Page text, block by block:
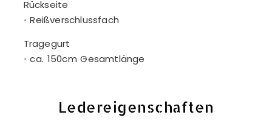
Rückseite
⋅ Reißverschlussfach
Tragegurt
⋅ ca. 150cm Gesamtlänge
Ledereigenschaften